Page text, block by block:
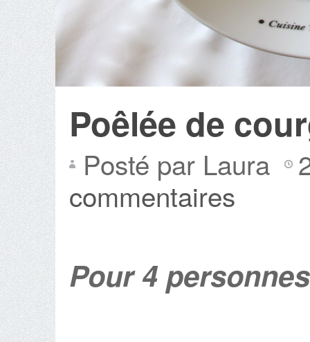
Poêlée de
Posté par Laura
commentaires
Pour 4 personnes